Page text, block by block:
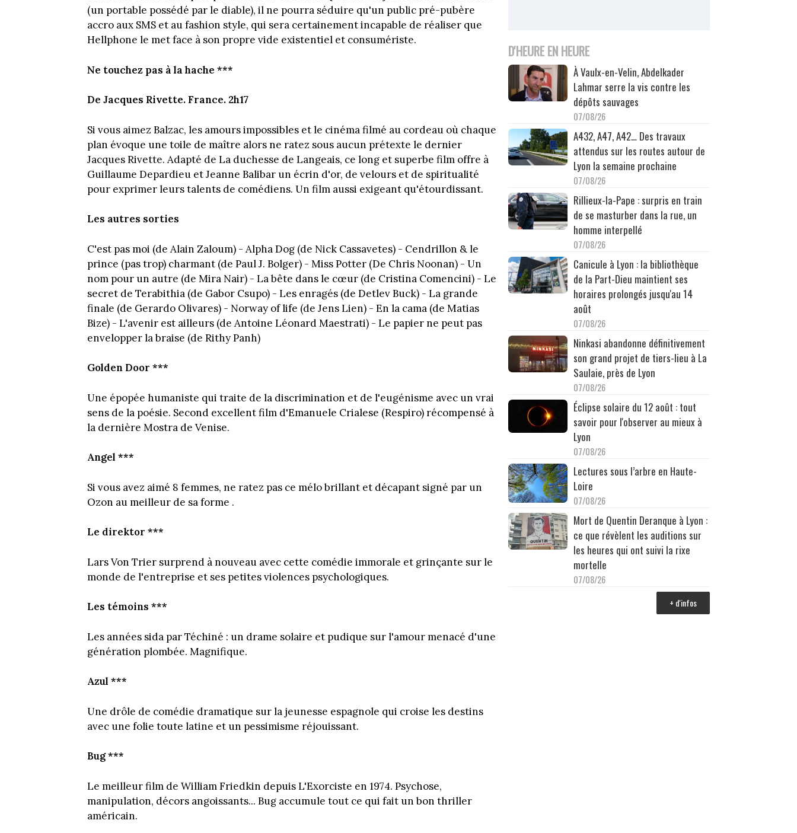
(un portable possédé par le diable), il ne pourra séduire qu'un public pré-pubère
accro aux SMS et au fashion style, qui sera certainement incapable de réaliser que
Hellphone le met face à son propre vide existentiel et consumériste.
Ne touchez pas à la hache ***
De Jacques Rivette. France. 2h17
Si vous aimez Balzac, les amours impossibles et le cinéma filmé au cordeau où chaque
plan évoque une toile de maître alors ne ratez sous aucun prétexte le dernier
Jacques Rivette. Adapté de La duchesse de Langeais, ce long et superbe film offre à
Guillaume Depardieu et Jeanne Balibar un écrin d'or, de velours et de spiritualité
pour exprimer leurs talents de comédiens. Un film aussi exigeant qu'étourdissant.
Les autres sorties
C'est pas moi (de Alain Zaloum) - Alpha Dog (de Nick Cassavetes) - Cendrillon & le
prince (pas trop) charmant (de Paul J. Bolger) - Miss Potter (De Chris Noonan) - Un
nom pour un autre (de Mira Nair) - La bête dans le cœur (de Cristina Comencini) - Le
secret de Terabithia (de Gabor Csupo) - Les enragés (de Detlev Buck) - La grande
finale (de Gerardo Olivares) - Norway of life (de Jens Lien) - En la cama (de Matias
Bize) - L'avenir est ailleurs (de Antoine Léonard Maestrati) - Le papier ne peut pas
envelopper la braise (de Rithy Panh)
Golden Door ***
Une épopée humaniste qui traite de la discrimination et de l'eugénisme avec un vrai
sens de la poésie. Second excellent film d'Emanuele Crialese (Respiro) récompensé à
la dernière Mostra de Venise.
Angel ***
Si vous avez aimé 8 femmes, ne ratez pas ce mélo brillant et décapant signé par un
Ozon au meilleur de sa forme .
Le direktor ***
Lars Von Trier surprend à nouveau avec cette comédie immorale et grinçante sur le
monde de l'entreprise et ses petites violences psychologiques.
Les témoins ***
Les années sida par Téchiné : un drame solaire et pudique sur l'amour menacé d'une
génération plombée. Magnifique.
Azul ***
Une drôle de comédie dramatique sur la jeunesse espagnole qui croise les destins
avec une folie toute latine et un pessimisme réjouissant.
Bug ***
Le meilleur film de William Friedkin depuis L'Exorciste en 1974. Psychose,
manipulation, décors angoissants... Bug accumule tout ce qui fait un bon thriller
américain.
D'HEURE EN HEURE
À Vaulx-en-Velin, Abdelkader
Lahmar serre la vis contre les
dépôts sauvages
07/08/26
A432, A47, A42… Des travaux
attendus sur les routes autour de
Lyon la semaine prochaine
07/08/26
Rillieux-la-Pape : surpris en train
de se masturber dans la rue, un
homme interpellé
07/08/26
Canicule à Lyon : la bibliothèque
de la Part-Dieu maintient ses
horaires prolongés jusqu'au 14
août
07/08/26
Ninkasi abandonne définitivement
son grand projet de tiers-lieu à La
Saulaie, près de Lyon
07/08/26
Éclipse solaire du 12 août : tout
savoir pour l'observer au mieux à
Lyon
07/08/26
Lectures sous l’arbre en Haute-
Loire
07/08/26
Mort de Quentin Deranque à Lyon :
ce que révèlent les auditions sur
les heures qui ont suivi la rixe
mortelle
07/08/26
+ d'infos